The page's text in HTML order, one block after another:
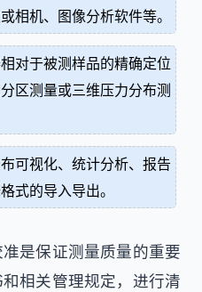
相机、图像分析软件等。
对于被测样品的精确定位
区测量或三维压力分布测
可视化、统计分析、报告
式的导入导出。
是保证测量质量的重要
相关管理规定，进行清